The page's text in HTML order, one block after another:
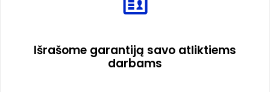
Išrašome garantiją savo atliktiems
darbams